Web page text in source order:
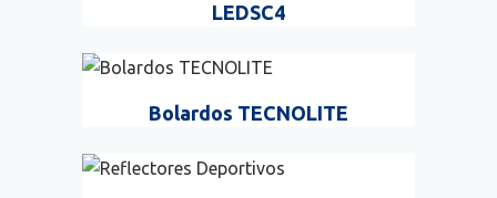
LEDSC4
Bolardos TECNOLITE